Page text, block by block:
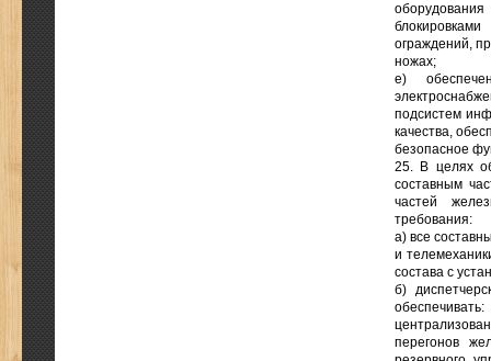
ограждений,
ножах;
е)
подсистем
качества,
безопасное
25. В целях
составным
частей
требования:
а) все
и
состава с
б)
обеспечивать:
перегонов